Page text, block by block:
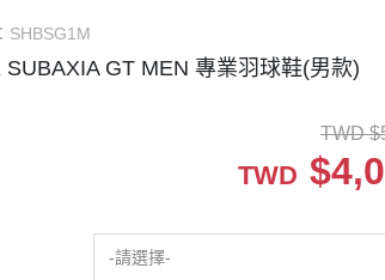
SHBSG1M
SUBAXIA GT MEN 專業羽球鞋(男款)
TWD $
TWD $
-請選擇-